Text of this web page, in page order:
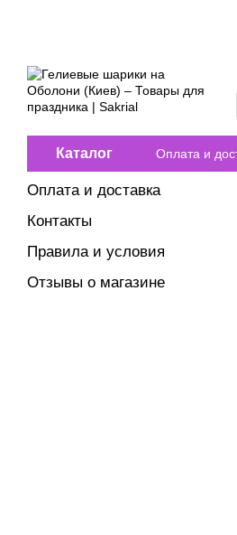
Каталог Оплата и
Оплата и доставка
Контакты
Правила и условия
Отзывы о магазине